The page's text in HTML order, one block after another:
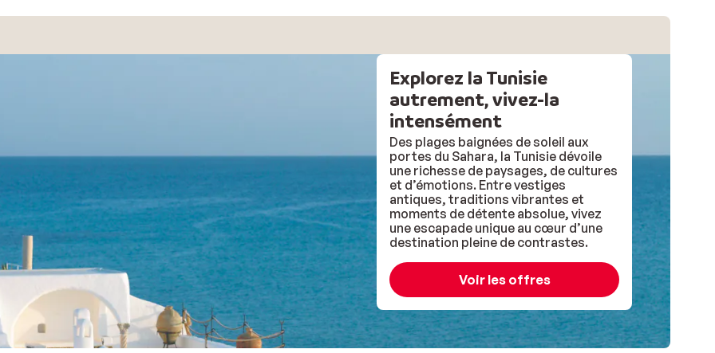
Explorez la Tunisie
autrement, vivez-la
intensément
Des plages baignées de soleil aux
portes du Sahara, la Tunisie dévoile
une richesse de paysages, de cultures
et d’émotions. Entre vestiges
antiques, traditions vibrantes et
moments de détente absolue, vivez
une escapade unique au cœur d’une
destination pleine de contrastes.
Voir les offres